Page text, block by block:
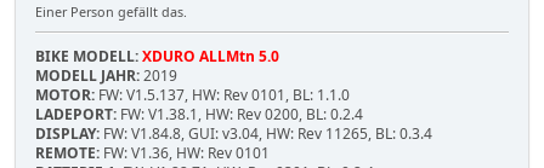
Einer Person gefällt das.
BIKE MODELL:XDURO ALLMtn 5.0
MODELL JAHR:2019
MOTOR: FW: V1.5.137, HW: Rev 0101, BL: 1.1.0
LADEPORT: FW: V1.38.1, HW: Rev 0200, BL: 0.2.4
DISPLAY: FW: V1.84.8, GUI: v3.04, HW: Rev 11265, BL: 0.3.4
REMOTE: FW: V1.36, HW: Rev 0101